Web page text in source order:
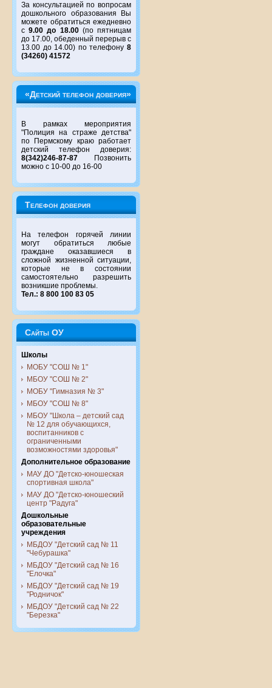
За консультацией по вопросам
дошкольного образования Вы
можете обратиться ежедневно
с9.00 до 18.00(по пятницам
до 17.00, обеденный перерыв с
13.00 до 14.00) по телефону 8
(34260) 41572
«Детский телефон доверия»
В рамках мероприятия
"Полиция на страже детства"
по Пермскому краю работает
детский телефон доверия:
8(342)246-87-87 Позвонить
можно с 10-00 до 16-00
Телефон доверия
На телефон горячей линии
могут обратиться любые
граждане оказавшиеся в
сложной жизненной ситуации,
которые не в состоянии
самостоятельно разрешить
возникшие проблемы.
Тел.: 8 800 100 83 05
Сайты ОУ
Школы
МОБУ "СОШ № 1"
МБОУ "СОШ № 2"
МОБУ "Гимназия № 3"
МБОУ "СОШ № 8"
МБОУ "Школа – детский сад
№ 12 для обучающихся,
воспитанников с
ограниченными
возможностями здоровья"
Дополнительное образование
МАУ ДО "Детско-юношеская
спортивная школа"
МАУ ДО "Детско-юношеский
центр "Радуга"
Дошкольные
образовательные
учреждения
МБДОУ "Детский сад № 11
"Чебурашка"
МБДОУ "Детский сад № 16
"Елочка"
МБДОУ "Детский сад № 19
"Родничок"
МБДОУ "Детский сад № 22
"Березка"